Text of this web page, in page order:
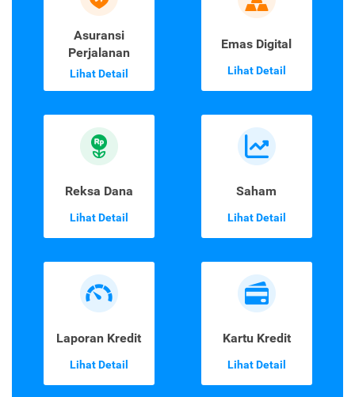
Asuransi
Perjalanan
Lihat Detail
Emas Digital
Lihat Detail
Reksa Dana
Lihat Detail
Saham
Lihat Detail
Laporan Kredit
Lihat Detail
Kartu Kredit
Lihat Detail